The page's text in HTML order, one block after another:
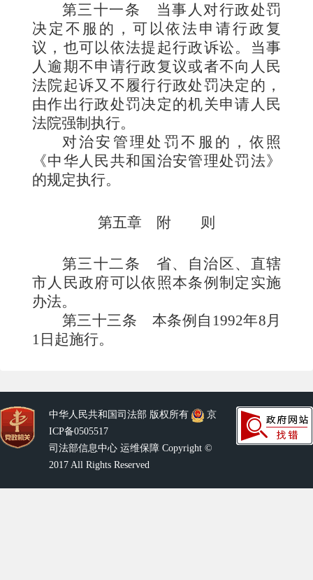
第三十一条
当事人对行政处罚
决定不服的，可以依法申请行政复
议，也可以依法提起行政诉讼。当事
人逾期不申请行政复议或者不向人民
法院起诉又不履行行政处罚决定的，
由作出行政处罚决定的机关申请人民
法院强制执行。
对治安管理处罚不服的，依照
《中华人民共和国治安管理处罚法》
的规定执行。
第五章 附 则
第三十二条 省、自治区、直辖
市人民政府可以依照本条例制定实施
办法。
第三十三条 本条例自1992年8月
1日起施行。
中华人民共和国司法部 版权所有
京
ICP备0505517
司法部信息中心 运维保障 Copyright ©
2017 All Rights Reserved